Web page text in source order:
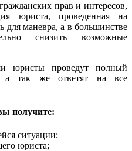
прав и интересов,
юриста, проведенная на
для маневра, а в большинстве
снизить возможные
юристы проведут полный
а так же ответят на все
получите:
ситуации;
юриста;